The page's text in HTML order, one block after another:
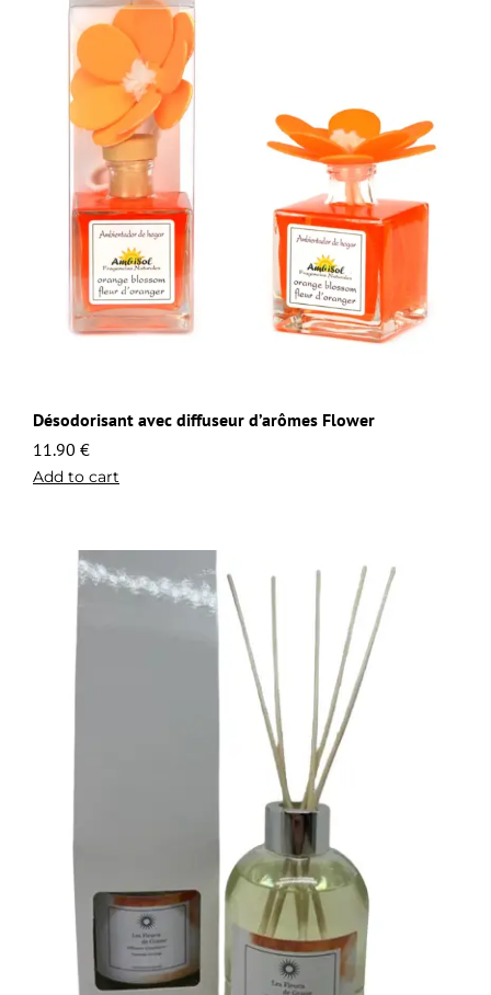
Désodorisant avec diffuseur d’arômes Flower
11.90 €
Add to cart